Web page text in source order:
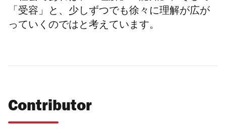
「受容」と、少しずつでも徐々に理解が広が
っていくのではと考えています。
Contributor